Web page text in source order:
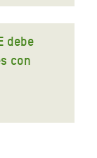
debe
con